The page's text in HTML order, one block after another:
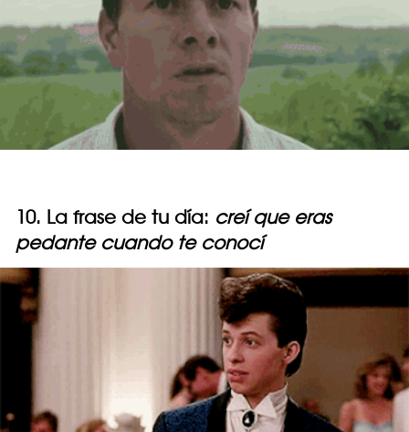
10. La frase de tu día: creí que eras
pedante cuando te conocí